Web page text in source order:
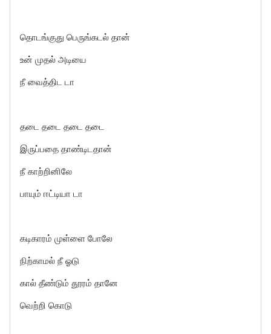
தொடங்குது பெருங்கடல் தான்
உன் முதல் அடியை
நீ வைத்திட டா
தடை தடை தடை தடை
இருப்பதை தாண்டிடதான்
நீ காற்றினிலே
பாயும் ஈட்டியா டா
கடிகாரம் முள்ளை போலே
நிற்காமல் நீ ஓடு
கால் தீண்டும் தூரம் தானே
வெற்றி கொடு